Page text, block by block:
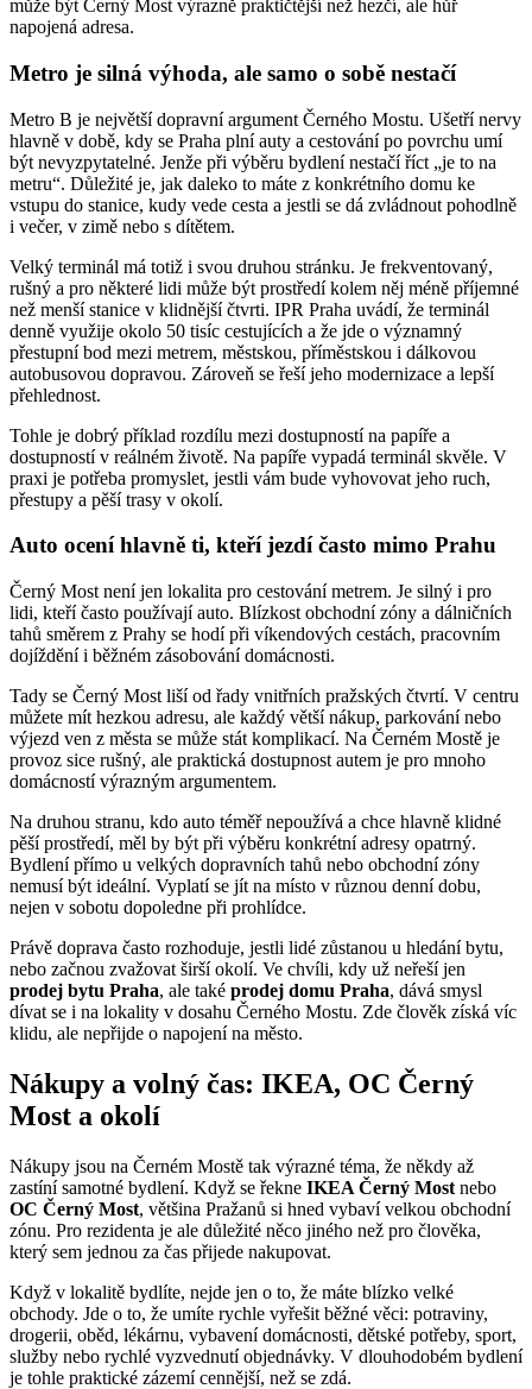
může být Černý Most výrazně praktičtější než hezčí, ale hůř
napojená adresa.
Metro je silná výhoda, ale samo o sobě nestačí
Metro B je největší dopravní argument Černého Mostu. Ušetří nervy
hlavně v době, kdy se Praha plní auty a cestování po povrchu umí
být nevyzpytatelné. Jenže při výběru bydlení nestačí říct „je to na
metru“. Důležité je, jak daleko to máte z konkrétního domu ke
vstupu do stanice, kudy vede cesta a jestli se dá zvládnout pohodlně
i večer, v zimě nebo s dítětem.
Velký terminál má totiž i svou druhou stránku. Je frekventovaný,
rušný a pro některé lidi může být prostředí kolem něj méně příjemné
než menší stanice v klidnější čtvrti. IPR Praha uvádí, že terminál
denně využije okolo 50 tisíc cestujících a že jde o významný
přestupní bod mezi metrem, městskou, příměstskou i dálkovou
autobusovou dopravou. Zároveň se řeší jeho modernizace a lepší
přehlednost.
Tohle je dobrý příklad rozdílu mezi dostupností na papíře a
dostupností v reálném životě. Na papíře vypadá terminál skvěle. V
praxi je potřeba promyslet, jestli vám bude vyhovovat jeho ruch,
přestupy a pěší trasy v okolí.
Auto ocení hlavně ti, kteří jezdí často mimo Prahu
Černý Most není jen lokalita pro cestování metrem. Je silný i pro
lidi, kteří často používají auto. Blízkost obchodní zóny a dálničních
tahů směrem z Prahy se hodí při víkendových cestách, pracovním
dojíždění i běžném zásobování domácnosti.
Tady se Černý Most liší od řady vnitřních pražských čtvrtí. V centru
můžete mít hezkou adresu, ale každý větší nákup, parkování nebo
výjezd ven z města se může stát komplikací. Na Černém Mostě je
provoz sice rušný, ale praktická dostupnost autem je pro mnoho
domácností výrazným argumentem.
Na druhou stranu, kdo auto téměř nepoužívá a chce hlavně klidné
pěší prostředí, měl by být při výběru konkrétní adresy opatrný.
Bydlení přímo u velkých dopravních tahů nebo obchodní zóny
nemusí být ideální. Vyplatí se jít na místo v různou denní dobu,
nejen v sobotu dopoledne při prohlídce.
Právě doprava často rozhoduje, jestli lidé zůstanou u hledání bytu,
nebo začnou zvažovat širší okolí. Ve chvíli, kdy už neřeší jen
prodej bytu Praha, ale také prodej domu Praha, dává smysl
dívat se i na lokality v dosahu Černého Mostu. Zde člověk získá víc
klidu, ale nepřijde o napojení na město.
Nákupy a volný čas: IKEA, OC Černý
Most a okolí
Nákupy jsou na Černém Mostě tak výrazné téma, že někdy až
zastíní samotné bydlení. Když se řekne IKEA Černý Most nebo
OC Černý Most, většina Pražanů si hned vybaví velkou obchodní
zónu. Pro rezidenta je ale důležité něco jiného než pro člověka,
který sem jednou za čas přijede nakupovat.
Když v lokalitě bydlíte, nejde jen o to, že máte blízko velké
obchody. Jde o to, že umíte rychle vyřešit běžné věci: potraviny,
drogerii, oběd, lékárnu, vybavení domácnosti, dětské potřeby, sport,
služby nebo rychlé vyzvednutí objednávky. V dlouhodobém bydlení
je tohle praktické zázemí cennější, než se zdá.